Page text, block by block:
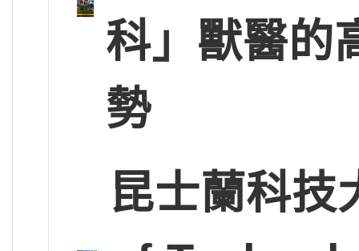
科」獸醫的
勢
昆士蘭科